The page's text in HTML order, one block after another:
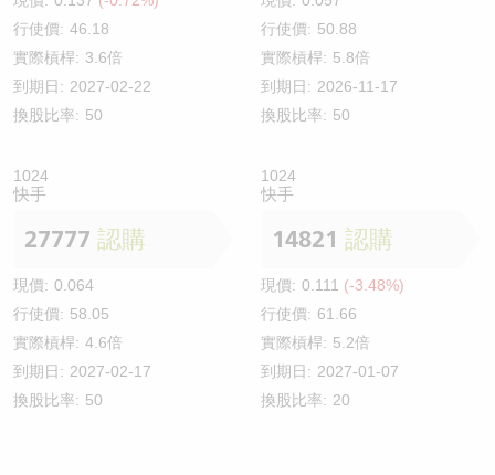
行使價: 46.18
實際槓桿: 3.6倍
到期日: 2027-02-22
換股比率: 50
行使價: 50.88
實際槓桿: 5.8倍
到期日: 2026-11-17
換股比率: 50
1024
快手
27777 認購
現價: 0.064
行使價: 58.05
實際槓桿: 4.6倍
到期日: 2027-02-17
換股比率: 50
1024
快手
14821 認購
現價: 0.111 (-3.48%)
行使價: 61.66
實際槓桿: 5.2倍
到期日: 2027-01-07
換股比率: 20